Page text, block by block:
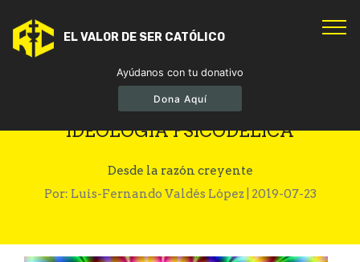
EL VALOR DE SER CATÓLICO
Ayúdanos con tu donativo
Dona Aquí
A CINCO DÉCADAS DE LA
IDEOLOGÍA PSICODÉLICA
Desde la razón creyente
Por: Luis-Fernando Valdés López | 2019-07-23